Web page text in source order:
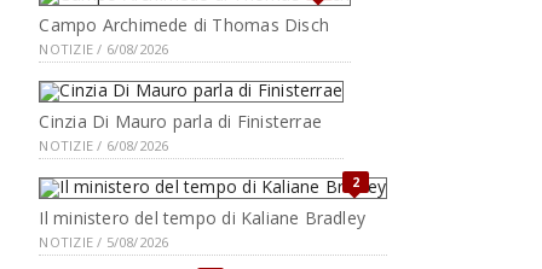
Campo Archimede di Thomas Disch
NOTIZIE / 6/08/2026
Cinzia Di Mauro parla di Finisterrae
NOTIZIE / 6/08/2026
2
Il ministero del tempo di Kaliane Bradley
NOTIZIE / 5/08/2026